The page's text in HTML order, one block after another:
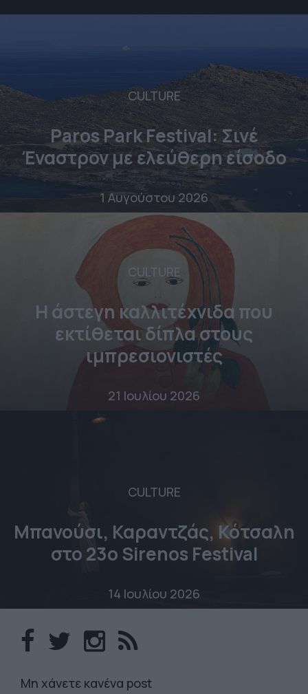
CULTURE
Paros Park Festival: Σινέ
Έναστρον με ελεύθερη είσοδο
1 Αυγούστου 2026
CULTURE
Η άστεγη καλλιτέχνιδα που
εκτίθεται δίπλα στους
ιμπρεσιονιστές
21 Ιουλίου 2026
CULTURE
Μπανούσι, Καραντζάς, Κότσαλη
στο 23o Sirenos Festival
14 Ιουλίου 2026
Mη χάνετε κανένα post